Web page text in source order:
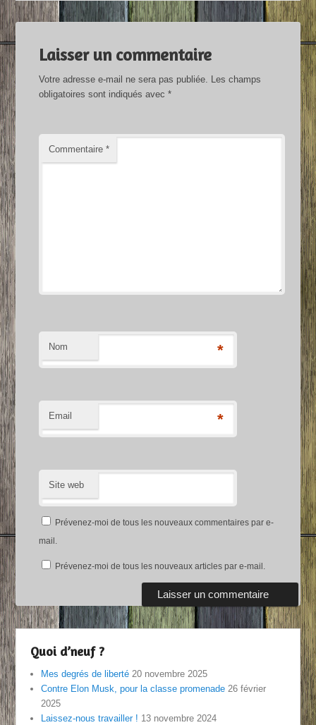
Laisser un commentaire
Votre adresse e-mail ne sera pas publiée. Les champs
obligatoires sont indiqués avec*
Commentaire*
Nom *
Email *
Site web
Prévenez-moi de tous les nouveaux commentaires par e-
mail.
Prévenez-moi de tous les nouveaux articles par e-mail.
Quoi d’neuf ?
Mes degrés de liberté 20 novembre 2025
Contre Elon Musk, pour la classe promenade 26 février
2025
Laissez-nous travailler ! 13 novembre 2024